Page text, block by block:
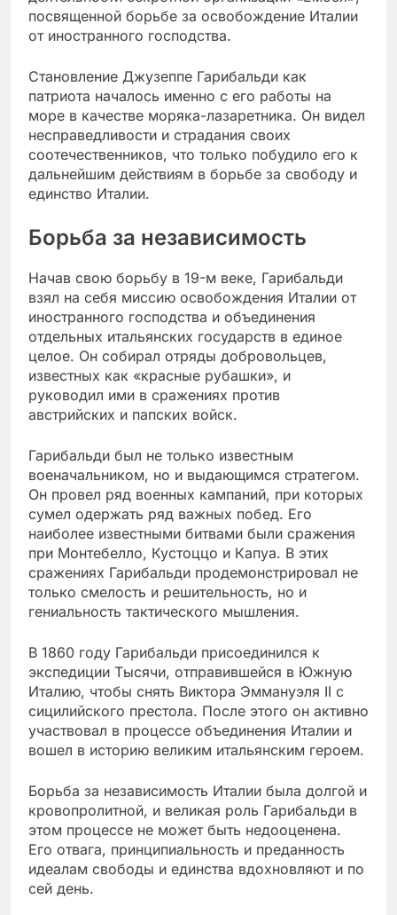
посвященной борьбе за освобождение Италии
от иностранного господства.
Становление Джузеппе Гарибальди как
патриота началось именно с его работы на
море в качестве моряка-лазаретника. Он видел
несправедливости и страдания своих
соотечественников, что только побудило его к
дальнейшим действиям в борьбе за свободу и
единство Италии.
Борьба за независимость
Начав свою борьбу в 19-м веке, Гарибальди
взял на себя миссию освобождения Италии от
иностранного господства и объединения
отдельных итальянских государств в единое
целое. Он собирал отряды добровольцев,
известных как «красные рубашки», и
руководил ими в сражениях против
австрийских и папских войск.
Гарибальди был не только известным
военачальником, но и выдающимся стратегом.
Он провел ряд военных кампаний, при которых
сумел одержать ряд важных побед. Его
наиболее известными битвами были сражения
при Монтебелло, Кустоццо и Капуа. В этих
сражениях Гарибальди продемонстрировал не
только смелость и решительность, но и
гениальность тактического мышления.
В 1860 году Гарибальди присоединился к
экспедиции Тысячи, отправившейся в Южную
Италию, чтобы снять Виктора Эммануэля II с
сицилийского престола. После этого он активно
участвовал в процессе объединения Италии и
вошел в историю великим итальянским героем.
Борьба за независимость Италии была долгой и
кровопролитной, и великая роль Гарибальди в
этом процессе не может быть недооценена.
Его отвага, принципиальность и преданность
идеалам свободы и единства вдохновляют и по
сей день.